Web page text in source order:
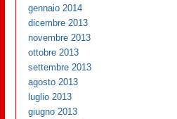
gennaio 2014
dicembre 2013
novembre 2013
ottobre 2013
settembre 2013
agosto 2013
luglio 2013
giugno 2013